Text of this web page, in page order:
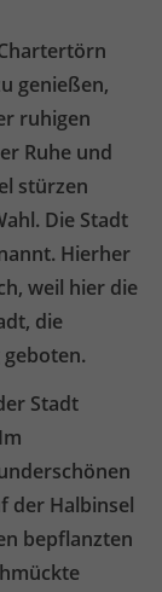
genießen,
ruhigen
Ruhe und
stürzen
Die Stadt
Hierher
weil hier die
die
Stadt
der Halbinsel
bepflanzten